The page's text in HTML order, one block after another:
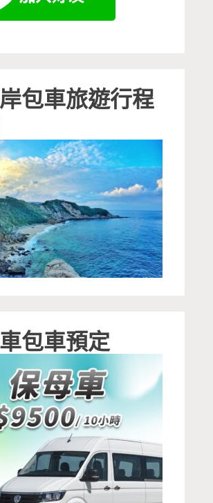
包車旅遊行程
包車預定